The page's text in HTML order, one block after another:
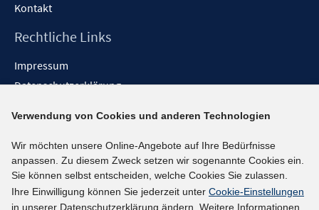
Kontakt
Rechtliche Links
Impressum
Datenschutzerklärung
Barrieren melden
Social-Media-Kanäle
BlueSky
YouTube
Verwendung von Cookies und anderen Technologien
Wir möchten unsere Online-Angebote auf Ihre Bedürfnisse
anpassen. Zu diesem Zweck setzen wir sogenannte Cookies ein.
Sie können selbst entscheiden, welche Cookies Sie zulassen.
Ihre Einwilligung können Sie jederzeit unter Cookie-Einstellungen
in unserer Datenschutzerklärung ändern. Weitere Informationen